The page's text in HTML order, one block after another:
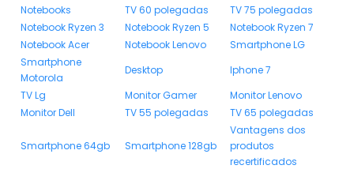
Notebooks
TV 60 polegadas
TV 75 polegadas
Notebook Ryzen 3
Notebook Ryzen 5
Notebook Ryzen 7
Notebook Acer
Notebook Lenovo
Smartphone LG
Smartphone
Motorola
Desktop
Iphone 7
TV Lg
Monitor Gamer
Monitor Lenovo
Monitor Dell
TV 55 polegadas TV 65 polegadas
Smartphone 64gb Smartphone 128gb
Vantagens dos
produtos
recertificados